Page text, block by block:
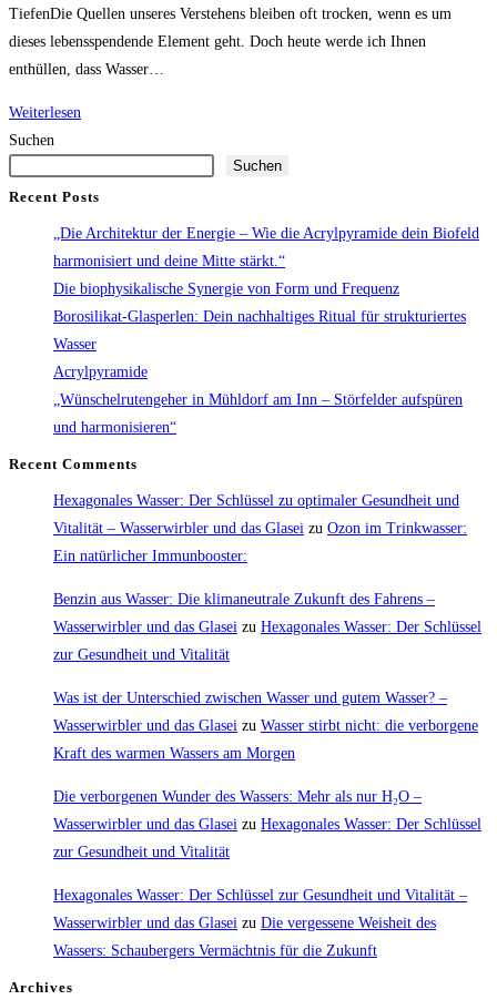
TiefenDie Quellen unseres Verstehens bleiben oft trocken, wenn es um
dieses lebensspendende Element geht. Doch heute werde ich Ihnen
enthüllen, dass Wasser…
Weiterlesen
die
Suchen
Suchen
Recent Posts
„Die Architektur der Energie – Wie die Acrylpyramide dein Biofeld
harmonisiert und deine Mitte stärkt.“
Die biophysikalische Synergie von Form und Frequenz
Borosilikat-Glasperlen: Dein nachhaltiges Ritual für strukturiertes
Wasser
Acrylpyramide
„Wünschelrutengeher in Mühldorf am Inn – Störfelder aufspüren
und harmonisieren“
Recent Comments
Hexagonales Wasser: Der Schlüssel zu optimaler Gesundheit und
Vitalität – Wasserwirbler und das Glasei zu Ozon im Trinkwasser:
Ein natürlicher Immunbooster:
Benzin aus Wasser: Die klimaneutrale Zukunft des Fahrens –
Wasserwirbler und das Glasei zu Hexagonales Wasser: Der Schlüssel
zur Gesundheit und Vitalität
Was ist der Unterschied zwischen Wasser und gutem Wasser? –
Wasserwirbler und das Glasei zu Wasser stirbt nicht: die verborgene
Kraft des warmen Wassers am Morgen
Die verborgenen Wunder des Wassers: Mehr als nur H₂O –
Wasserwirbler und das Glasei zu Hexagonales Wasser: Der Schlüssel
zur Gesundheit und Vitalität
Hexagonales Wasser: Der Schlüssel zur Gesundheit und Vitalität –
Wasserwirbler und das Glasei zu Die vergessene Weisheit des
Wassers: Schaubergers Vermächtnis für die Zukunft
Archives